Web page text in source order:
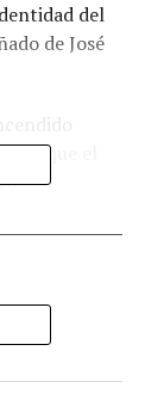
del
de José
que el
pobladores
cuenta con
distribución